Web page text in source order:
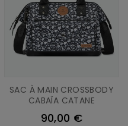
SAC À MAIN CROSSBODY
CABAÏA CATANE
90,00 €